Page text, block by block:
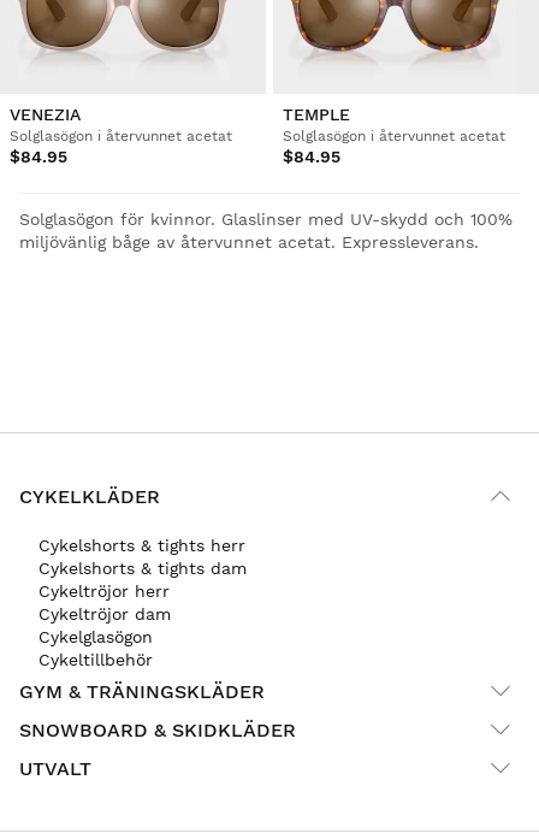
VENEZIA
Solglasögon i återvunnet acetat
$84.95
TEMPLE
Solglasögon i återvunnet acetat
$84.95
Solglasögon för kvinnor. Glaslinser med UV-skydd och 100%
miljövänlig båge av återvunnet acetat. Expressleverans.
CYKELKLÄDER
Cykelshorts & tights herr
Cykelshorts & tights dam
Cykeltröjor herr
Cykeltröjor dam
Cykelglasögon
Cykeltillbehör
GYM & TRÄNINGSKLÄDER
SNOWBOARD & SKIDKLÄDER
UTVALT